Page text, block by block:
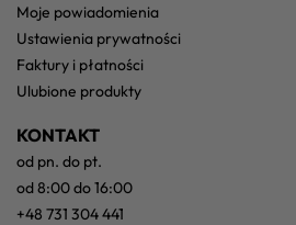
moje powiadomienia
ustawienia prywatności
faktury i płatności
ulubione produkty
KONTAKT
od pn. do pt.
od 8:00 do 16:00
+48 731 304 441